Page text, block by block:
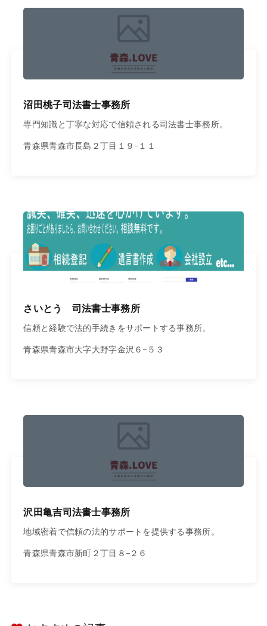
沼田桃子司法書士事務所
専門知識と丁寧な対応で信頼される司法書士事務所。
青森県青森市長島２丁目１９−１１
さいとう 司法書士事務所
信頼と経験で法的手続きをサポートする事務所。
青森県青森市大字大野字金沢６−５３
沢田亀吉司法書士事務所
地域密着で信頼の法的サポートを提供する事務所。
青森県青森市新町２丁目８−２６